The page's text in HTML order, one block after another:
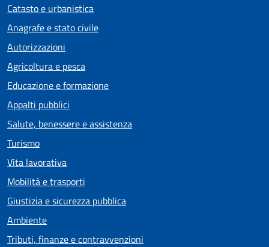
Catasto e urbanistica
Anagrafe e stato civile
Autorizzazioni
Agricoltura e pesca
Educazione e formazione
Appalti pubblici
Salute, benessere e assistenza
Turismo
Vita lavorativa
Mobilità e trasporti
Giustizia e sicurezza pubblica
Ambiente
Tributi, finanze e contravvenzioni